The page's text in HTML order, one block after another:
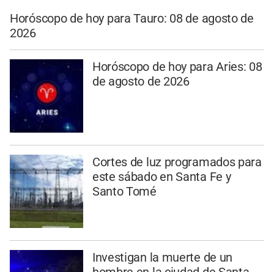
Horóscopo de hoy para Tauro: 08 de agosto de
2026
Horóscopo de hoy para Aries: 08
de agosto de 2026
Cortes de luz programados para
este sábado en Santa Fe y
Santo Tomé
Investigan la muerte de un